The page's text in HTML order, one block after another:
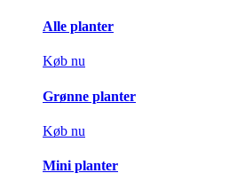
Alle planter
Køb nu
Grønne planter
Køb nu
Mini planter